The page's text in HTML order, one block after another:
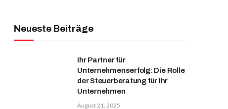
Neueste Beiträge
Ihr Partner für
Unternehmenserfolg: Die Rolle
der Steuerberatung für Ihr
Unternehmen
August 21, 2025